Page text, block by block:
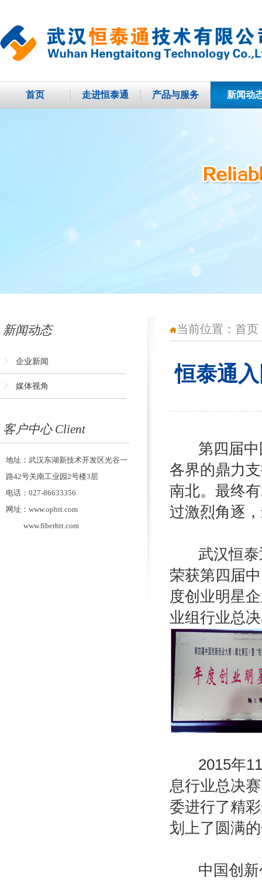
首页 走进恒泰通 产品与服务 新闻动
新闻动态
企业新闻
媒体视角
客户中心 Client
地址：武汉东湖新技术开发区光谷一
路42号关南工业园2号楼3层
电话：027-86633356
网址：www.ophtt.com
www.fiberhtt.com
当前位置： 首页
恒泰通
第四届中
各界的鼎力
南北。最终
过激烈角逐
武汉恒泰
荣获第四届
度创业明星
业组行业总
2015年11
息行业总决
委进行了精
划上了圆满
中国创新